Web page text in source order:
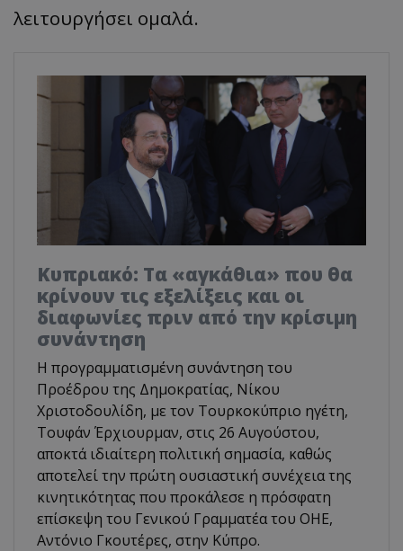
λειτουργήσει ομαλά.
Κυπριακό: Τα «αγκάθια» που θα
κρίνουν τις εξελίξεις και οι
διαφωνίες πριν από την κρίσιμη
συνάντηση
Η προγραμματισμένη συνάντηση του
Προέδρου της Δημοκρατίας, Νίκου
Χριστοδουλίδη, με τον Τουρκοκύπριο ηγέτη,
Τουφάν Έρχιουρμαν, στις 26 Αυγούστου,
αποκτά ιδιαίτερη πολιτική σημασία, καθώς
αποτελεί την πρώτη ουσιαστική συνέχεια της
κινητικότητας που προκάλεσε η πρόσφατη
επίσκεψη του Γενικού Γραμματέα του ΟΗΕ,
Αντόνιο Γκουτέρες, στην Κύπρο.